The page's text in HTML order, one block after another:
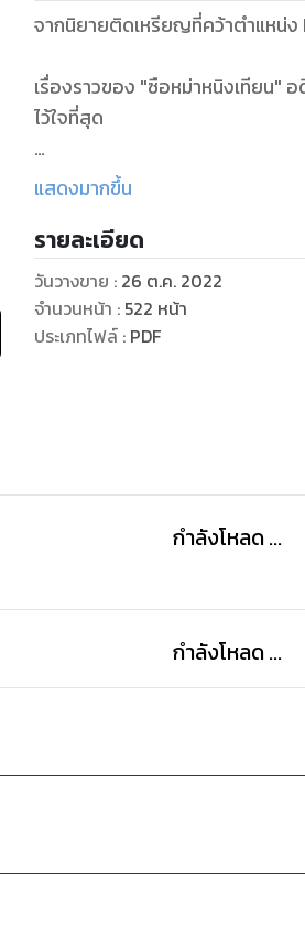
จากนิยายติดเหรียญที่คว้าตำแหน่
เรื่องราวของ "ซือหม่าหนิงเทียน"
ไว้ใจที่สุด
แต่โชคชะตาก็ไม่ได้ใจร้ายกับเขานัก
หนิงเทียนได้เกิดใหม่ในโลกพิศดารที่
ยอมอยู่ใต้อำนาจของใครอีกแล้ว เ
"สงครามราชันย์จักรพรรดิ" เป็น
และสุดท้ายแล้วเขาจะทำมันสำเร็จห
เชิญติดตามได้ในเล่มเลย!!
แสดงมากขึ้น
รายละเอียด
วันวางขาย : 26 ต.ค. 2022
จำนวนหน้า : 522 หน้า
ประเภทไฟล์: PDF
กำลังโหลด ...
กำลังโหลด ...